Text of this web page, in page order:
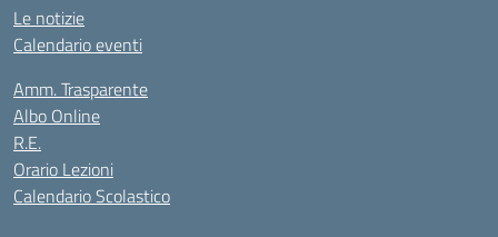
Le notizie
Calendario eventi
Amm. Trasparente
Albo Online
R.E.
Orario Lezioni
Calendario Scolastico